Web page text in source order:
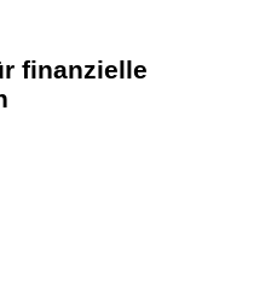
finanzielle